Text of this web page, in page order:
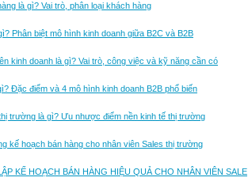
là gì? Vai trò, phân loại khách hàng
Phân biệt mô hình kinh doanh giữa B2C và B2B
kinh doanh là gì? Vai trò, công việc và kỹ năng cần có
Đặc điểm và 4 mô hình kinh doanh B2B phổ biến
trường là gì? Ưu nhược điểm nền kinh tế thị trường
kế hoạch bán hàng cho nhân viên Sales thị trường
KẾ HOẠCH BÁN HÀNG HIỆU QUẢ CHO NHÂN VIÊN SALE